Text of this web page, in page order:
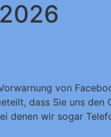
von
dass Sie uns
denen wir sogar